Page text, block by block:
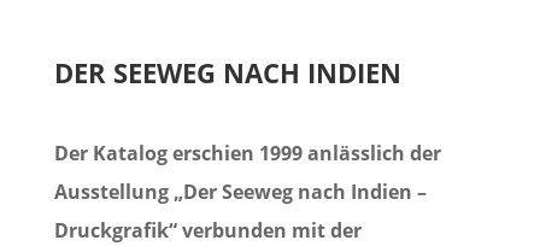
DER SEEWEG NACH INDIEN
Der Katalog erschien 1999 anlässlich der
Ausstellung „Der Seeweg nach Indien –
Druckgrafik“ verbunden mit der